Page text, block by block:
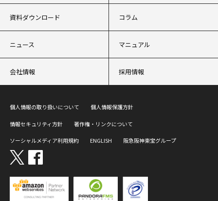
資料ダウンロード コラム
ニュース マニュアル
会社情報 採用情報
個人情報の取り扱いについて 個人情報保護方針
情報セキュリティ方針 著作権・リンクについて
ソーシャルメディア利用規約 ENGLISH 阪急阪神東宝グループ